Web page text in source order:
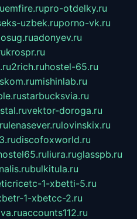
emfire.rupro-otdelky.ru
uzbek.ruporno-vk.ru
adonyev.ru
krospr.ru
2rich.ruhostel-65.ru
mishinlab.ru
starbucksvia.ru
vektor-doroga.ru
lenasever.rulovinskix.ru
discofoxworld.ru
liura.ruglasspb.ru
bulkitula.ru
1-xbetti-5.ru
1-xbetcc-2.ru
accounts112.ru